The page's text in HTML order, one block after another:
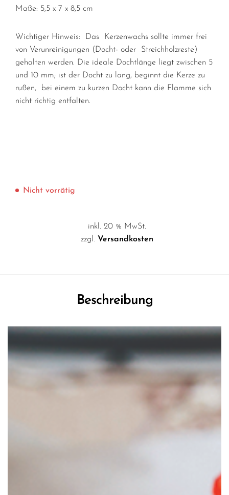
Maße: 5,5 x 7 x 8,5 cm
Wichtiger Hinweis: Das Kerzenwachs sollte immer frei
von Verunreinigungen (Docht- oder Streichholzreste)
gehalten werden. Die ideale Dochtlänge liegt zwischen 5
und 10 mm; ist der Docht zu lang, beginnt die Kerze zu
rußen, bei einem zu kurzen Docht kann die Flamme sich
nicht richtig entfalten.
Nicht vorrätig
inkl. 20 % MwSt.
zzgl. Versandkosten
Beschreibung